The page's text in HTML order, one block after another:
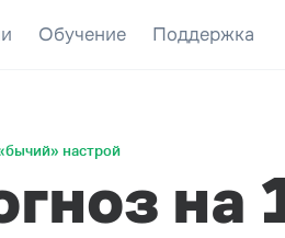
Обучение Поддержка
настрой
на